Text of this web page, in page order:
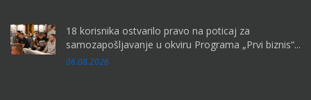
18 korisnika ostvarilo pravo na poticaj za
samozapošljavanje u okviru Programa „Prvi biznis“...
06.08.2026